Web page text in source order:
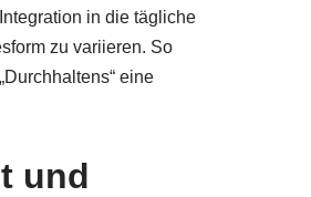
in die tägliche
zu variieren. So
eine
und